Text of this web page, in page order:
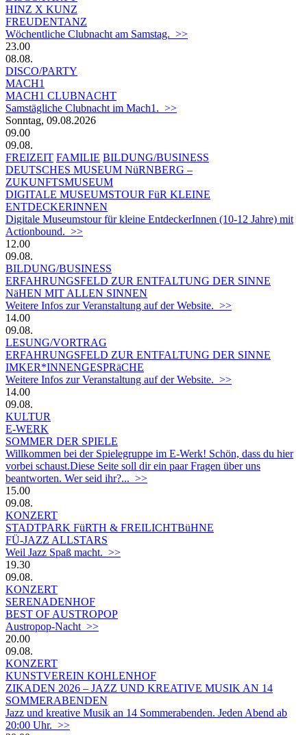
HINZ X KUNZ
FREUDENTANZ
Wöchentliche Clubnacht am Samstag. >>
23.00
08.08.
DISCO/PARTY
MACH1
MACH1 CLUBNACHT
Samstägliche Clubnacht im Mach1. >>
Sonntag, 09.08.2026
09.00
09.08.
FREIZEIT FAMILIE BILDUNG/BUSINESS
DEUTSCHES MUSEUM NüRNBERG –
ZUKUNFTSMUSEUM
DIGITALE MUSEUMSTOUR FüR KLEINE
ENTDECKERINNEN
Digitale Museumstour für kleine EntdeckerInnen (10-12 Jahre) mit
Actionbound. >>
12.00
09.08.
BILDUNG/BUSINESS
ERFAHRUNGSFELD ZUR ENTFALTUNG DER SINNE
NäHEN MIT ALLEN SINNEN
Weitere Infos zur Veranstaltung auf der Website. >>
14.00
09.08.
LESUNG/VORTRAG
ERFAHRUNGSFELD ZUR ENTFALTUNG DER SINNE
IMKER*INNENGESPRäCHE
Weitere Infos zur Veranstaltung auf der Website. >>
14.00
09.08.
KULTUR
E-WERK
SOMMER DER SPIELE
Willkommen bei der Spielegruppe im E-Werk! Schön, dass du hier
vorbei schaust.Diese Seite soll dir ein paar Fragen über uns
beantworten. Wer seid ihr?... >>
15.00
09.08.
KONZERT
STADTPARK FüRTH & FREILICHTBüHNE
FÜ-JAZZ ALLSTARS
Weil Jazz Spaß macht. >>
19.30
09.08.
KONZERT
SERENADENHOF
BEST OF AUSTROPOP
Austropop-Nacht >>
20.00
09.08.
KONZERT
KUNSTVEREIN KOHLENHOF
ZIKADEN 2026 – JAZZ UND KREATIVE MUSIK AN 14
SOMMERABENDEN
Jazz und kreative Musik an 14 Sommerabenden. Jeden Abend ab
20:00 Uhr. >>